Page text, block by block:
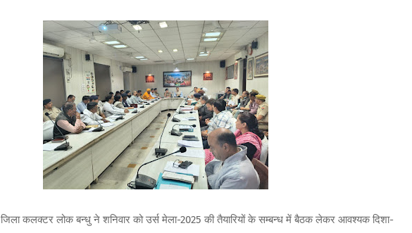
जिला कलक्टर लोक बन्धु ने शनिवार को उर्स मेला-2025 की तैयारियों के सम्बन्ध में बैठक लेकर आवश्यक दिशा-